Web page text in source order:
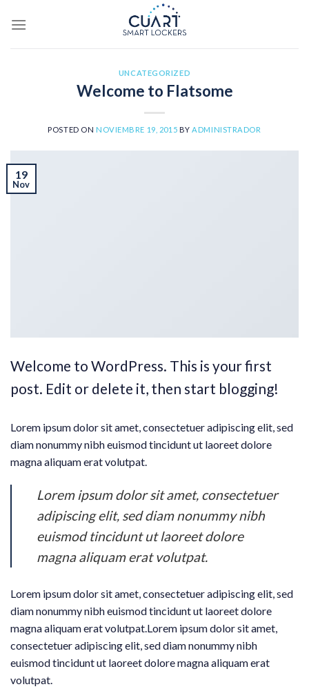
UNCATEGORIZED
Welcome to Flatsome
POSTED ON NOVIEMBRE 19, 2015 BY ADMINISTRADOR
19
Nov
Welcome to WordPress. This is your first
post. Edit or delete it, then start blogging!
Lorem ipsum dolor sit amet, consectetuer adipiscing elit, sed
diam nonummy nibh euismod tincidunt ut laoreet dolore
magna aliquam erat volutpat.
Lorem ipsum dolor sit amet, consectetuer
adipiscing elit, sed diam nonummy nibh
euismod tincidunt ut laoreet dolore
magna aliquam erat volutpat.
Lorem ipsum dolor sit amet, consectetuer adipiscing elit, sed
diam nonummy nibh euismod tincidunt ut laoreet dolore
magna aliquam erat volutpat.Lorem ipsum dolor sit amet,
consectetuer adipiscing elit, sed diam nonummy nibh
euismod tincidunt ut laoreet dolore magna aliquam erat
volutpat.